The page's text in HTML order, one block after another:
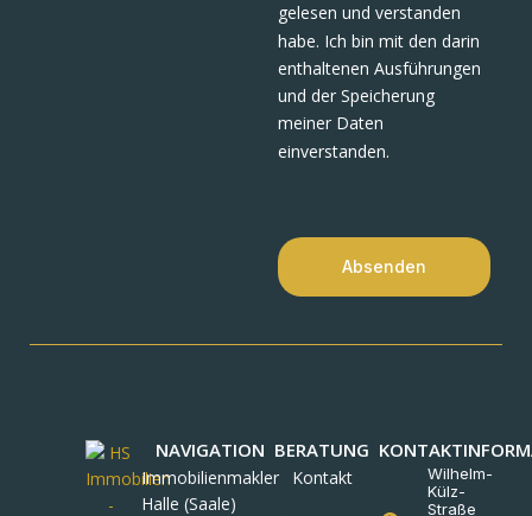
gelesen und verstanden
habe. Ich bin mit den darin
enthaltenen Ausführungen
und der Speicherung
meiner Daten
einverstanden.
Absenden
NAVIGATION
Immobilienmakler
Halle (Saale)
BERATUNG
Kontakt
Wilhelm-
Külz-
Straße